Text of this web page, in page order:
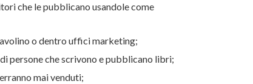
che le pubblicano usandole come
o dentro uffici marketing;
persone che scrivono e pubblicano libri;
mai venduti;